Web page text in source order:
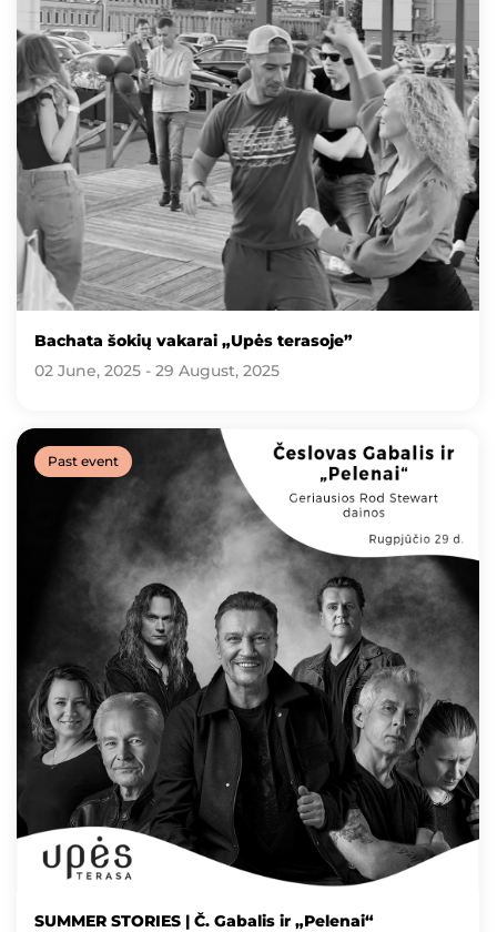
Bachata šokių vakarai „Upės terasoje”
02 June, 2025 - 29 August, 2025
Past event
SUMMER STORIES | Č. Gabalis ir „Pelenai“